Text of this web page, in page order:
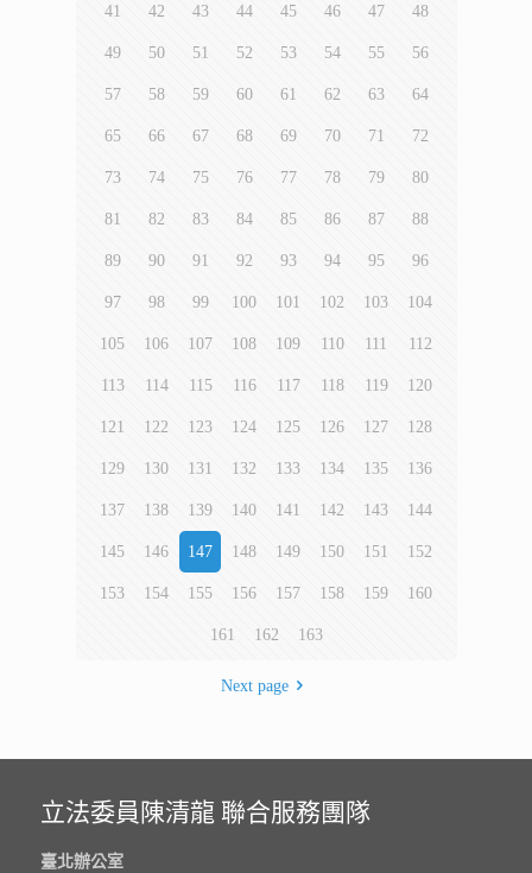
41 42 43 44 45 46 47 48
49 50 51 52 53 54 55 56
57 58 59 60 61 62 63 64
65 66 67 68 69 70 71 72
73 74 75 76 77 78 79 80
81 82 83 84 85 86 87 88
89 90 91 92 93 94 95 96
97 98 99 100 101 102 103 104
105 106 107 108 109 110 111 112
113 114 115 116 117 118 119 120
121 122 123 124 125 126 127 128
129 130 131 132 133 134 135 136
137 138 139 140 141 142 143 144
145 146 147 148 149 150 151 152
153 154 155 156 157 158 159 160
161 162 163
Next page
立法委員陳清龍 聯合服務團隊
臺北辦公室